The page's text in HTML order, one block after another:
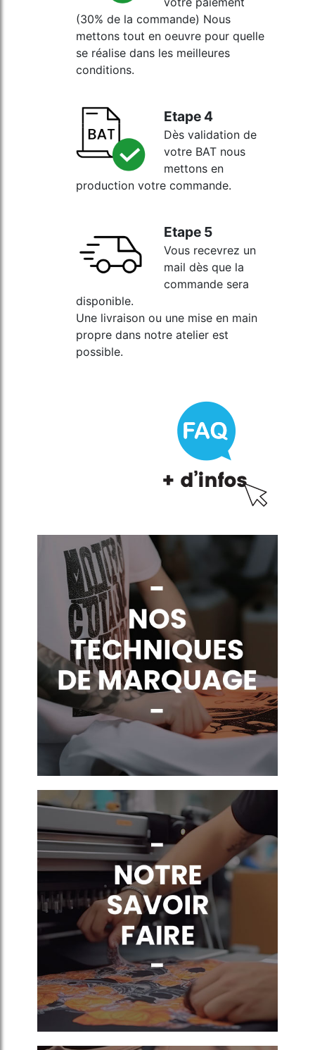
(30% de la commande) Nous
mettons tout en oeuvre pour quelle
se réalise dans les meilleures
conditions.
Etape 4
Dès validation de
votre BAT nous
mettons en
production votre commande.
Etape 5
Vous recevrez un
mail dès que la
commande sera
disponible.
Une livraison ou une mise en main
propre dans notre atelier est
possible.